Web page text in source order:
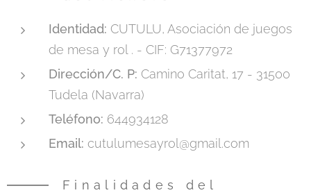
Identidad: CUTULU, Asociación de juegos
de mesa y rol . - CIF: G71377972
Dirección/C. P: Camino Caritat, 17 - 31500
Tudela (Navarra)
Teléfono​: 644934128
Email: cutulumesayrol@gmail.com
Finalidades del